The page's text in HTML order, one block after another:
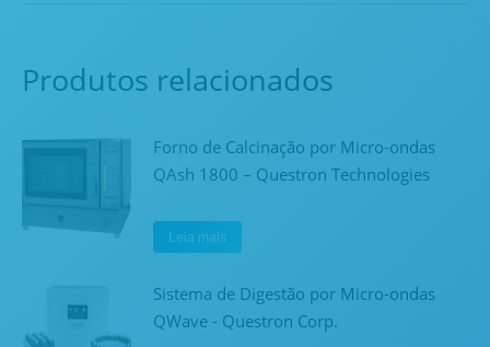
Produtos relacionados
Forno de Calcinação por Micro-ondas
QAsh 1800 – Questron Technologies
Leia mais
Sistema de Digestão por Micro-ondas
QWave - Questron Corp.